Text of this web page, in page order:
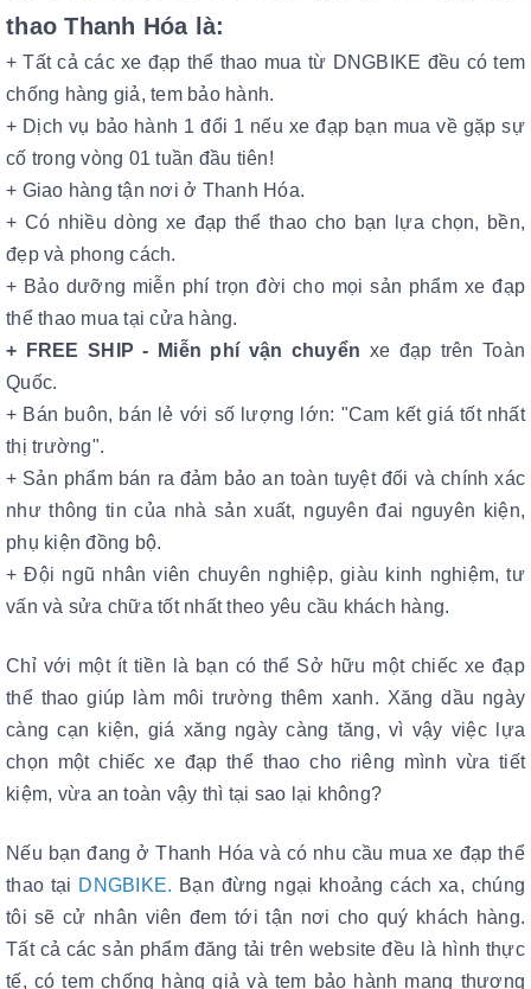
thao Thanh Hóa là:
+ Tất cả các xe đạp thể thao mua từ DNGBIKE đều có tem
chống hàng giả, tem bảo hành.
+ Dịch vụ bảo hành 1 đổi 1 nếu xe đạp bạn mua về gặp sự
cố trong vòng 01 tuần đầu tiên!
+ Giao hàng tận nơi ở Thanh Hóa.
+ Có nhiều dòng xe đạp thể thao cho bạn lựa chọn, bền,
đẹp và phong cách.
+ Bảo dưỡng miễn phí trọn đời cho mọi sản phẩm xeđạp
thể thao mua tại cửa hàng.
+ FREE SHIP -
Miễn phí vận chuyển xe đạp trên Toàn
Quốc.
+ Bán buôn, bán lẻ với số lượng lớn: "Cam kết giá tốt nhất
thị trường".
+ Sản phẩm bán ra đảm bảo an toàn tuyệt đối và chính xác
như thông tin của nhà sản xuất, nguyên đai nguyên kiện,
phụ kiện đồng bộ.
+ Đội ngũ nhân viên chuyên nghiệp, giàu kinh nghiệm, tư
vấn và sửa chữa tốt nhất theo yêu cầu khách hàng.
Chỉ với một ít tiền là bạn có thể Sở hữu một chiếc xe đạp
thể thao giúp làm môi trường thêm xanh. Xăng dầu ngày
càng cạn kiện, giá xăng ngày càng tăng, vì vậy việc lựa
chọn một chiếc xe đạp thể thao cho riêng mình vừa tiết
kiệm, vừa an toàn vậy thì tại sao lại không?
Nếu bạn đang ở Thanh Hóa và có nhu cầu mua xe đạp thể
thao tại DNGBIKE. Bạn đừng ngại khoảng cách xa, chúng
tôi sẽ cử nhân viên đem tới tận nơi cho quý khách hàng.
Tất cả các sản phẩm đăng tải trên website đều là hình thực
tế, có tem chống hàng giả và tem bảo hành mang thương